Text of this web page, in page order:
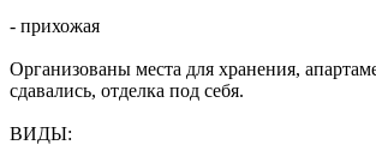
- прихожая
Организованы места для хранения,
сдавались, отделка под себя.
ВИДЫ: